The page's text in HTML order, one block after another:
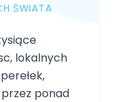
ŚWIATA
lokalnych
ponad